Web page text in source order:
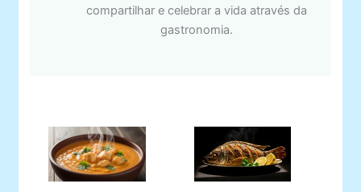
compartilhar e celebrar a vida através da
gastronomia.